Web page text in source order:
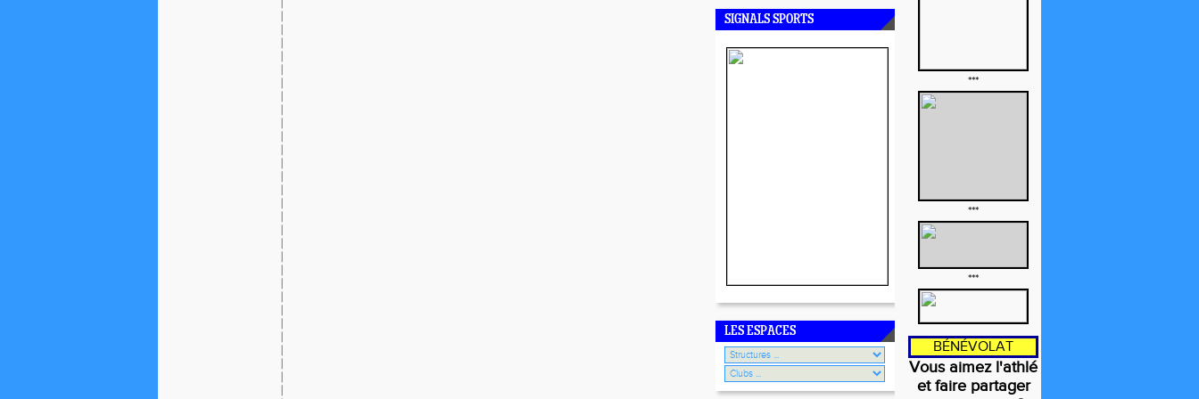
SIGNALS SPORTS
LES ESPACES
***
***
***
BÉNÉVOLAT
Vous aimez l'athlé
et faire partager